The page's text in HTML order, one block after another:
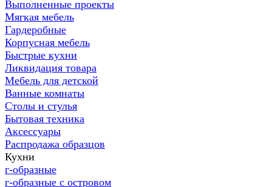
Выполненные проекты
Мягкая мебель
Гардеробные
Корпусная мебель
Быстрые кухни
Ликвидация товара
Мебель для детской
Ванные комнаты
Столы и стулья
Бытовая техника
Аксессуары
Распродажа образцов
Кухни
г-образные
г-образные с островом